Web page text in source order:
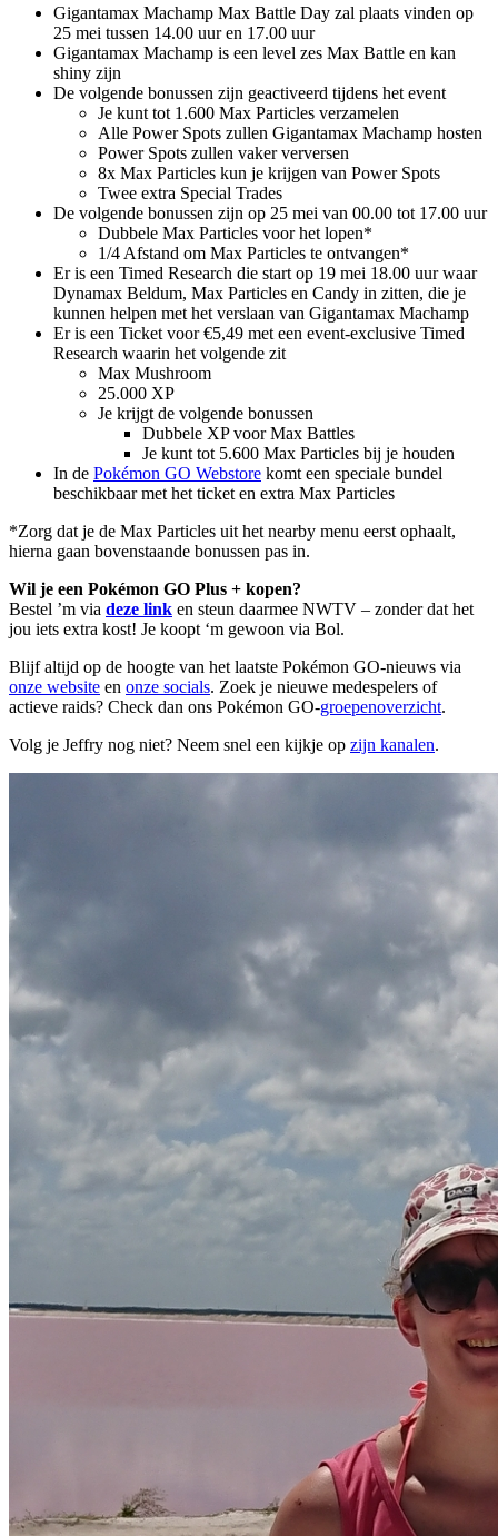
Gigantamax Machamp Max Battle Day zal plaats vinden op
25 mei tussen 14.00 uur en 17.00 uur
Gigantamax Machamp is een level zes Max Battle en kan
shiny zijn
De volgende bonussen zijn geactiveerd tijdens het event
Je kunt tot 1.600 Max Particles verzamelen
Alle Power Spots zullen Gigantamax Machamp hosten
Power Spots zullen vaker verversen
8x Max Particles kun je krijgen van Power Spots
Twee extra Special Trades
De volgende bonussen zijn op 25 mei van 00.00 tot 17.00 uur
Dubbele Max Particles voor het lopen*
1/4 Afstand om Max Particles te ontvangen*
Er is een Timed Research die start op 19 mei 18.00 uur waar
Dynamax Beldum, Max Particles en Candy in zitten, die je
kunnen helpen met het verslaan van Gigantamax Machamp
Er is een Ticket voor €5,49 met een event-exclusive Timed
Research waarin het volgende zit
Max Mushroom
25.000 XP
Je krijgt de volgende bonussen
Dubbele XP voor Max Battles
Je kunt tot 5.600 Max Particles bij je houden
In de Pokémon GO Webstore komt een speciale bundel
beschikbaar met het ticket en extra Max Particles
*Zorg dat je de Max Particles uit het nearby menu eerst ophaalt,
hierna gaan bovenstaande bonussen pas in.
Wil je een Pokémon GO Plus + kopen?
Bestel ’m via deze link en steun daarmee NWTV – zonder dat het
jou iets extra kost! Je koopt ‘m gewoon via Bol.
Blijf altijd op de hoogte van het laatste Pokémon GO-nieuws via
onze website en onze socials. Zoek je nieuwe medespelers of
actieve raids? Check dan ons Pokémon GO-groepenoverzicht.
Volg je Jeffry nog niet? Neem snel een kijkje op zijn kanalen.